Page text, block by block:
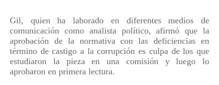
Gil, quien ha laborado en diferentes medios de
comunicación como analista político, afirmó que la
aprobación de la normativa con las deficiencias en
término de castigo a la corrupción es culpa de los que
estudiaron la pieza en una comisión y luego lo
aprobaron en primera lectura.